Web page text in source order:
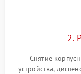
2.
Снятие
устройства,